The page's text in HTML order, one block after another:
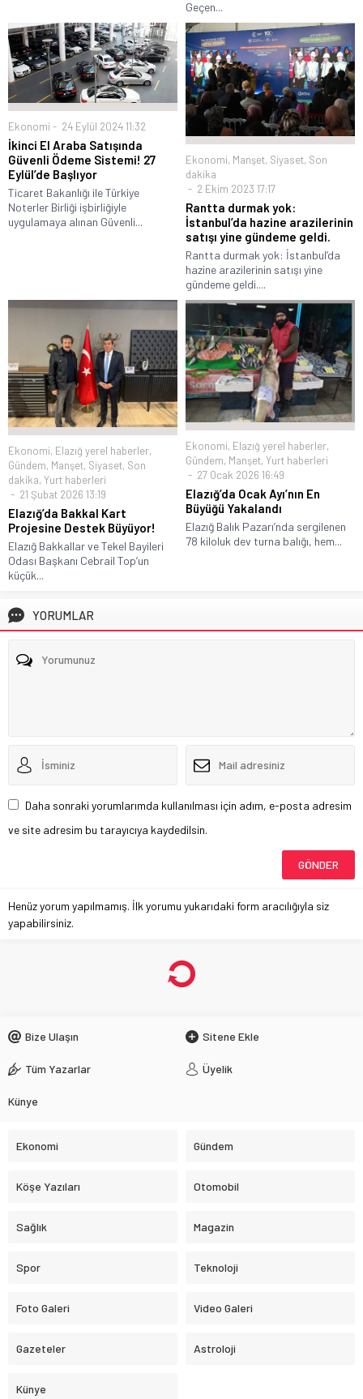
Geçen...
Ekonomi 24 Eylül 2024 11:32
İkinci El Araba Satışında
Güvenli Ödeme Sistemi! 27
Eylül’de Başlıyor
Ticaret Bakanlığı ile Türkiye
Noterler Birliği işbirliğiyle
uygulamaya alınan Güvenli...
Ekonomi, Manşet, Siyaset, Son
dakika
2 Ekim 2023 17:17
Rantta durmak yok:
İstanbul’da hazine arazilerinin
satışı yine gündeme geldi.
Rantta durmak yok: İstanbul’da
hazine arazilerinin satışı yine
gündeme geldi....
Ekonomi, Elazığ yerel haberler,
Gündem, Manşet, Siyaset, Son
dakika, Yurt haberleri
21 Şubat 2026 13:19
Elazığ’da Bakkal Kart
Projesine Destek Büyüyor!
Elazığ Bakkallar ve Tekel Bayileri
Odası Başkanı Cebrail Top’un
küçük...
Ekonomi, Elazığ yerel haberler,
Gündem, Manşet, Yurt haberleri
27 Ocak 2026 16:49
Elazığ’da Ocak Ayı’nın En
Büyüğü Yakalandı
Elazığ Balık Pazarı’nda sergilenen
78 kiloluk dev turna balığı, hem...
YORUMLAR
Daha sonraki yorumlarımda kullanılması için adım, e-posta adresim
ve site adresim bu tarayıcıya kaydedilsin.
Henüz yorum yapılmamış. İlk yorumu yukarıdaki form aracılığıyla siz
yapabilirsiniz.
Bize Ulaşın Sitene Ekle
Tüm Yazarlar Üyelik
Künye
Ekonomi Gündem
Köşe Yazıları Otomobil
Sağlık Magazin
Spor Teknoloji
Foto Galeri Video Galeri
Gazeteler Astroloji
Künye